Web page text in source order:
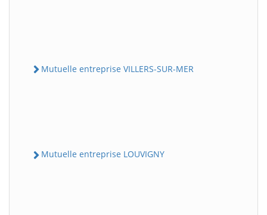
Mutuelle entreprise VILLERS-SUR-MER
Mutuelle entreprise LOUVIGNY